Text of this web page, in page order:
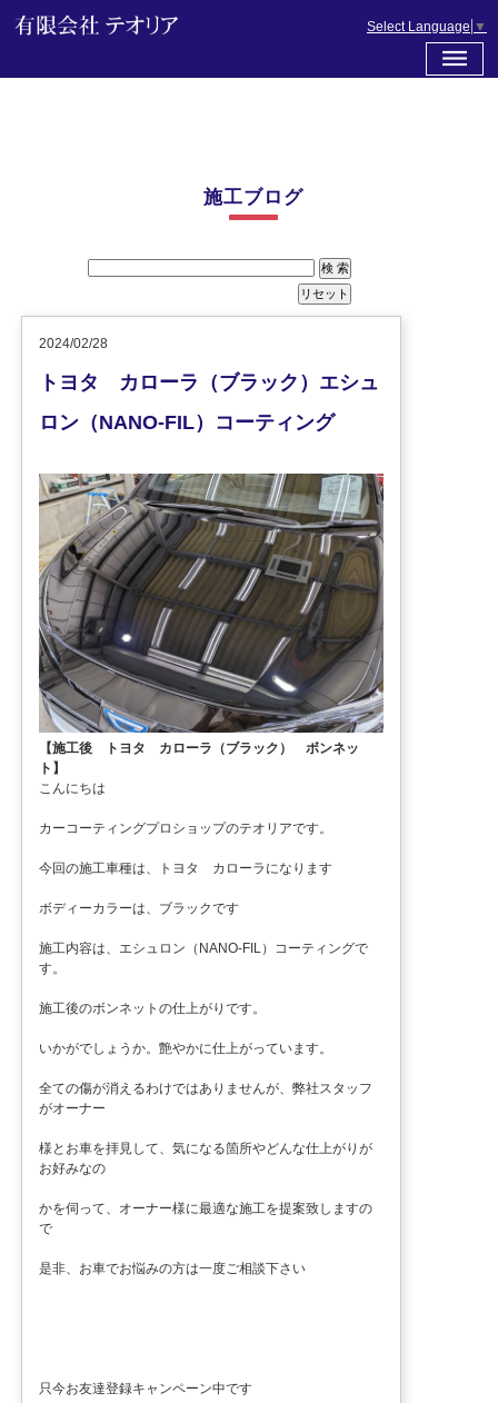
Select Language ▼
施工ブログ
2024/02/28
トヨタ カローラ（ブラック）エシュ
ロン（NANO-FIL）コーティング
【施工後 トヨタ カローラ（ブラック） ボンネッ
ト】
こんにちは
カーコーティングプロショップのテオリアです。
今回の施工車種は、トヨタ カローラになります
ボディーカラーは、ブラックです
施工内容は、エシュロン（NANO-FIL）コーティングで
す。
施工後のボンネットの仕上がりです。
いかがでしょうか。艶やかに仕上がっています。
全ての傷が消えるわけではありませんが、弊社スタッフ
がオーナー
様とお車を拝見して、気になる箇所やどんな仕上がりが
お好みなの
かを伺って、オーナー様に最適な施工を提案致しますの
で
是非、お車でお悩みの方は一度ご相談下さい
只今お友達登録キャンペーン中です